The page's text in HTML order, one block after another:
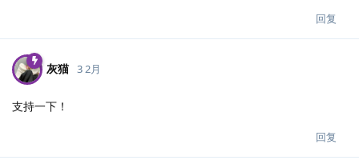
回复
灰猫 3 2月
支持一下！
回复